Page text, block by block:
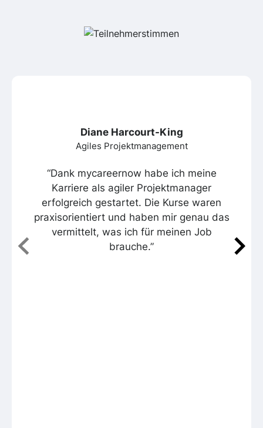
Diane Harcourt-King
Agiles Projektmanagement
“Dank mycareernow habe ich meine
Karriere als agiler Projektmanager
erfolgreich gestartet. Die Kurse waren
praxisorientiert und haben mir genau das
vermittelt, was ich für meinen Job
brauche.”